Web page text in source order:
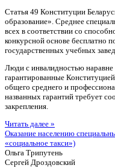
Статья 49 Конституции
образование». Среднее
всех в соответствии со
конкурсной основе бесплатно
государственных учебных
Люди с инвалидностью
гарантированные
общего среднего и
названных гарантий требует
закрепления.
Читать далее »
Оказание населению
«социальное такси»)
Ольга Трипутень
Сергей Дроздовский